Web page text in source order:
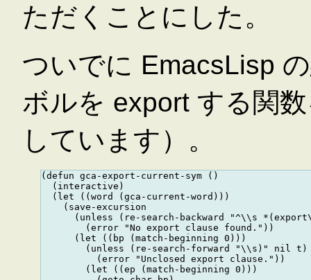
ただくことにした。
ついでに EmacsLisp
ボルを export する関
しています）。
(defun gca-export-current-sym ()
  (interactive)
  (let ((word (gca-current-word)))
    (save-excursion
(unless (re-search-backward "^\\s
        (error "No export clause found."))
      (let ((bp (match-beginning 0)))
        (unless (re-search-forward "\\s)" nil t)
          (error "Unclosed export clause."))
        (let ((ep (match-beginning 0)))